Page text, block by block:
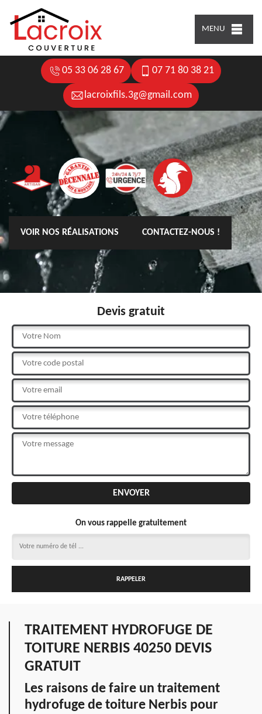
MENU
05 33 06 28 67 07 71 80 38 21
lacroixfils.3g@gmail.com
VOIR NOS RÉALISATIONS CONTACTEZ-NOUS !
Devis gratuit
On vous rappelle gratuitement
TRAITEMENT HYDROFUGE DE
TOITURE NERBIS 40250 DEVIS
GRATUIT
Les raisons de faire un traitement
hydrofuge de toiture Nerbis pour